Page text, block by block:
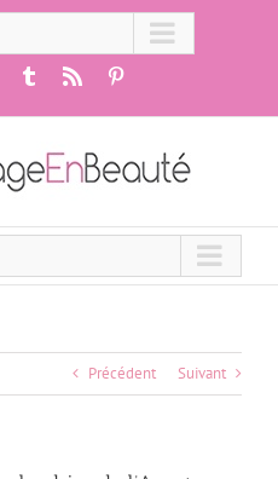
Tumblr
Précédent Suivant